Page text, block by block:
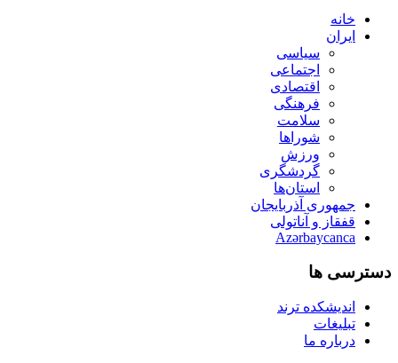
خانه
ایران
سیاسی
اجتماعی
اقتصادی
فرهنگی
سلامت
شوراها
ورزش
گردشگری
استان‌ها
جمهوری آذربایجان
قفقاز و آناتولی
Azərbaycanca
دسترسی ها
اندیشکده ترند
تبلیغات
درباره ما